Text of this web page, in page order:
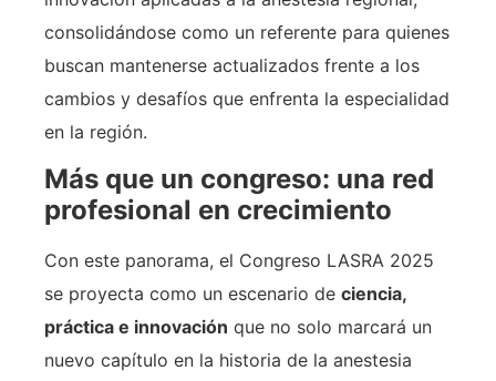
consolidándose como un referente para quienes
buscan mantenerse actualizados frente a los
cambios y desafíos que enfrenta la especialidad
en la región.
Más que un congreso: una red
profesional en crecimiento
Con este panorama, el Congreso LASRA 2025
se proyecta como un escenario de ciencia,
práctica e innovación que no solo marcará un
nuevo capítulo en la historia de la anestesia